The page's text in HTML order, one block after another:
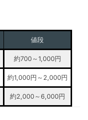
値段
約700～1,000円
約1,000円～2,000円
約2,000～6,000円